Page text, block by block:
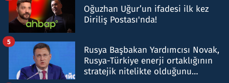
Oğuzhan Uğur’un ifadesi ilk kez
Diriliş Postası'nda!
Rusya Başbakan Yardımcısı Novak,
Rusya-Türkiye enerji ortaklığının
stratejik nitelikte olduğunu
5